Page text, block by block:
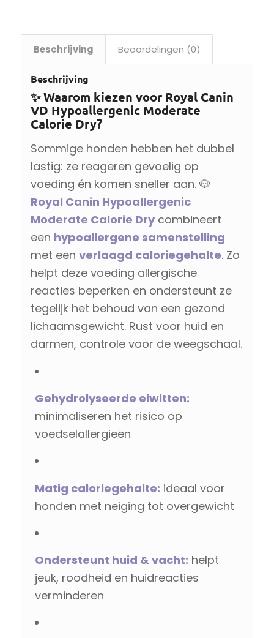
Beschrijving Beoordelingen (0)
Beschrijving
✨ Waarom kiezen voor Royal Canin
VD Hypoallergenic Moderate
Calorie Dry?
Sommige honden hebben het dubbel
lastig: ze reageren gevoelig op
voeding én komen sneller aan. 🐶
Royal Canin Hypoallergenic
Moderate Calorie Drycombineert
een hypoallergene samenstelling
met een verlaagd caloriegehalte. Zo
helpt deze voeding allergische
reacties beperken en ondersteunt ze
tegelijk het behoud van een gezond
lichaamsgewicht. Rust voor huid en
darmen, controle voor de weegschaal.
Gehydrolyseerde eiwitten:
minimaliseren het risico op
voedselallergieën
Matig caloriegehalte: ideaal voor
honden met neiging tot overgewicht
Ondersteunt huid & vacht: helpt
jeuk, roodheid en huidreacties
verminderen